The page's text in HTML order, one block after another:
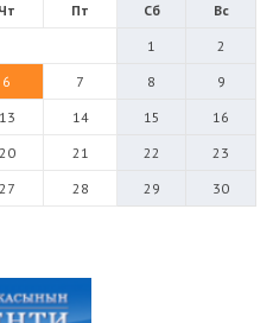
Чт Пт Сб
Вс
1
2
6 7 8
9
13 14 15
16
20 21 22
23
27 28 29
30